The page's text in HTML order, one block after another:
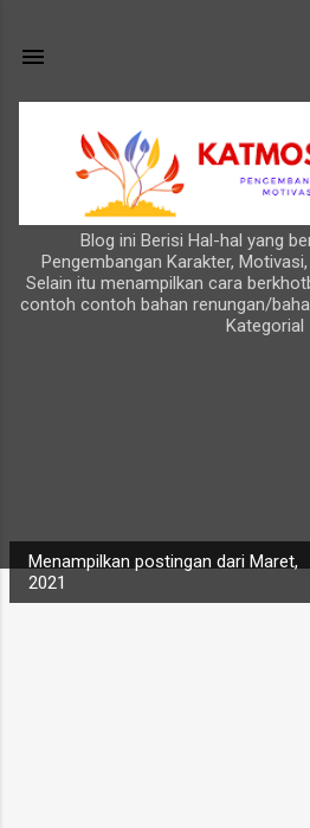
Blog ini Berisi Hal-hal yang
Pengembangan Karakter,
Selain itu menampilkan cara
contoh contoh bahan renungan/
Kategorial
i
n
g
Menampilkan postingan dari Maret,
2021